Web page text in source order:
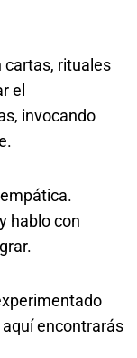
cartas, rituales
el
invocando
hablo con
encontrarás